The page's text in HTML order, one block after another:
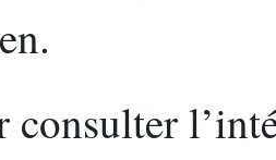
consulter